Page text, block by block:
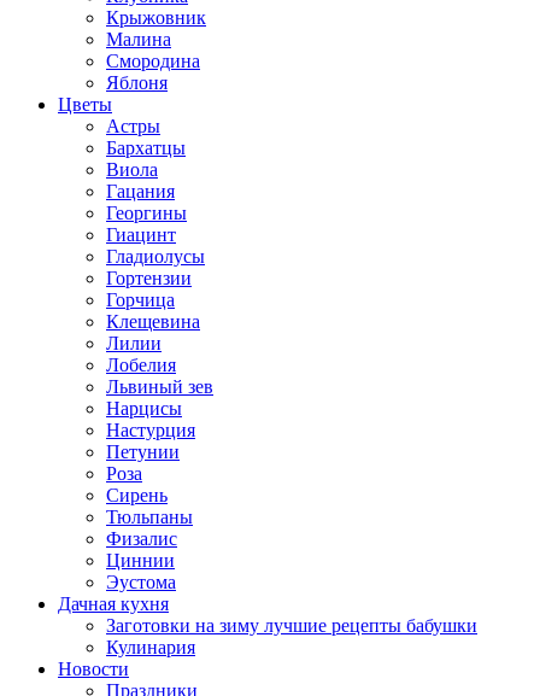
Крыжовник
Малина
Смородина
Яблоня
Цветы
Астры
Бархатцы
Виола
Гацания
Георгины
Гиацинт
Гладиолусы
Гортензии
Горчица
Клещевина
Лилии
Лобелия
Львиный зев
Нарцисы
Настурция
Петунии
Роза
Сирень
Тюльпаны
Физалис
Циннии
Эустома
Дачная кухня
Заготовки на зиму лучшие рецепты бабушки
Кулинария
Новости
Праздники